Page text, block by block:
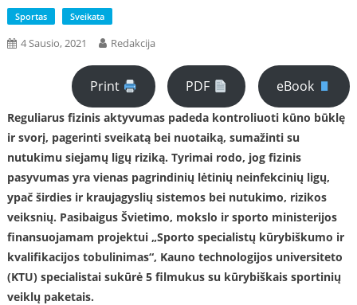
Sportas Sveikata
4 Sausio, 2021 Redakcija
Print PDF eBook
Reguliarus fizinis aktyvumas padeda kontroliuoti kūno būklę
ir svorį, pagerinti sveikatą bei nuotaiką, sumažinti su
nutukimu siejamų ligų riziką. Tyrimai rodo, jog fizinis
pasyvumas yra vienas pagrindinių lėtinių neinfekcinių ligų,
ypač širdies ir kraujagyslių sistemos bei nutukimo, rizikos
veiksnių. Pasibaigus Švietimo, mokslo ir sporto ministerijos
finansuojamam projektui „Sporto specialistų kūrybiškumo ir
kvalifikacijos tobulinimas“, Kauno technologijos universiteto
(KTU) specialistai sukūrė 5 filmukus su kūrybiškais sportinių
veiklų paketais.